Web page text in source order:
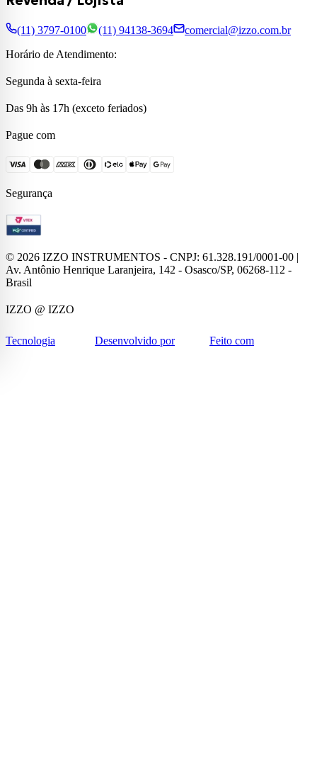
(11) 3797-0100 (11) 94138-3694
comercial@izzo.com.br
Horário de Atendimento:
Segunda à sexta-feira
Das 9h às 17h (exceto feriados)
Pague com
Segurança
© 2026 IZZO INSTRUMENTOS - CNPJ: 61.328.191/0001-00 |
Av. Antônio Henrique Laranjeira, 142 - Osasco/SP, 06268-112 -
Brasil
IZZO @ IZZO
Tecnologia Desenvolvido por Feito com